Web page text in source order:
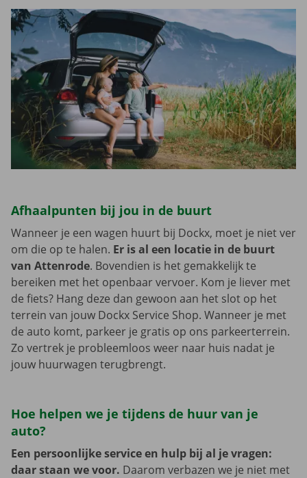
Afhaalpunten bij jou in de buurt
Wanneer je een wagen huurt bij Dockx, moet je niet ver
om die op te halen. Er is al een locatie in de buurt
van Attenrode. Bovendien is het gemakkelijk te
bereiken met het openbaar vervoer. Kom je liever met
de fiets? Hang deze dan gewoon aan het slot op het
terrein van jouw Dockx Service Shop. Wanneer je met
de auto komt, parkeer je gratis op ons parkeerterrein.
Zo vertrek je probleemloos weer naar huis nadat je
jouw huurwagen terugbrengt.
Hoe helpen we je tijdens de huur van je
auto?
Een persoonlijke service en hulp bij al je vragen:
daar staan we voor. Daarom verbazen we je niet met